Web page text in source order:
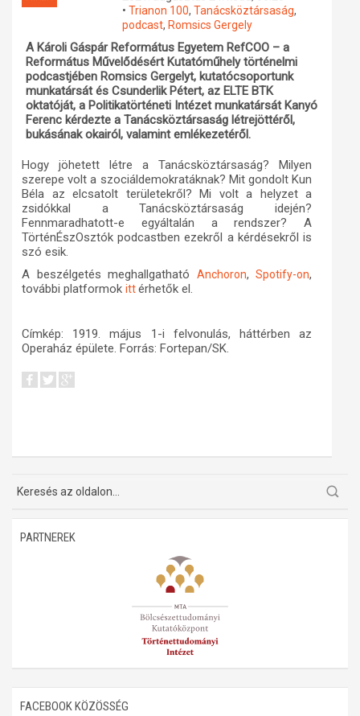
Műhelymunkák
• Trianon 100, Tanácsköztársaság,
podcast, Romsics Gergely
A Károli Gáspár Református Egyetem RefCOO – a
Református Művelődésért Kutatóműhely történelmi
podcastjében Romsics Gergelyt, kutatócsoportunk
munkatársát és Csunderlik Pétert, az ELTE BTK
oktatóját, a Politikatörténeti Intézet munkatársát Kanyó
Ferenc kérdezte a Tanácsköztársaság létrejöttéről,
bukásának okairól, valamint emlékezetéről.
Hogy jöhetett létre a Tanácsköztársaság? Milyen
szerepe volt a szociáldemokratáknak? Mit gondolt Kun
Béla az elcsatolt területekről? Mi volt a helyzet a
zsidókkal a Tanácsköztársaság idején?
Fennmaradhatott-e egyáltalán a rendszer?
A
TörténÉszOsztók podcastben ezekről a kérdésekről is
szó esik.
A beszélgetés meghallgatható Anchoron, Spotify-on,
további platformok ittérhetők el.
Címkép: 1919. május 1-i felvonulás, háttérben az
Operaház épülete. Forrás: Fortepan/SK.
PARTNEREK
FACEBOOK KÖZÖSSÉG